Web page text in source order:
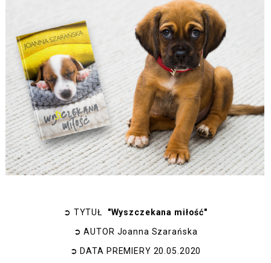
➲ TYTUŁ "Wyszczekana miłość"
➲ AUTOR Joanna Szarańska
➲ DATA PREMIERY 20.05.2020